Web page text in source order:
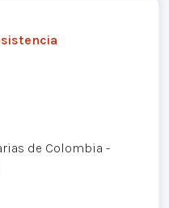
de Colombia -